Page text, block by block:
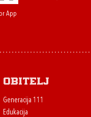
App
Obitelj
Generacija 111
Edukacija